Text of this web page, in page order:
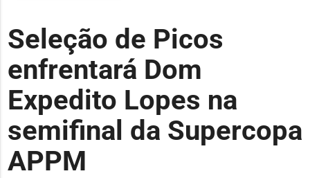
Seleção de Picos
enfrentará Dom
Expedito Lopes na
semifinal da Supercopa
APPM